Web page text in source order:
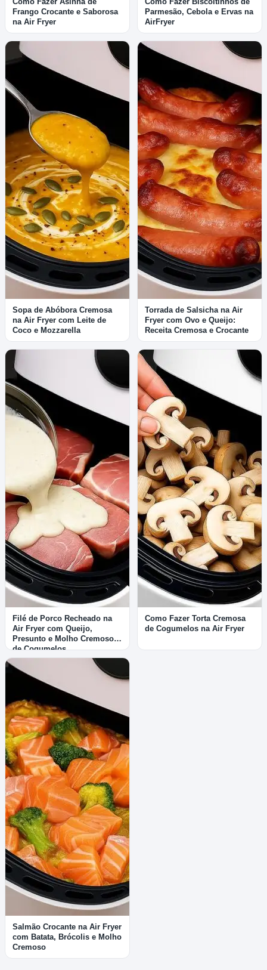
Frango Crocante e Saborosa
na Air Fryer
Parmesão, Cebola e Ervas na
AirFryer
Sopa de Abóbora Cremosa
na Air Fryer com Leite de
Coco e Mozzarella
Torrada de Salsicha na Air
Fryer com Ovo e Queijo:
Receita Cremosa e Crocante
Filé de Porco Recheado na
Air Fryer com Queijo,
Presunto e Molho Cremoso
de Cogumelos
Como Fazer Torta Cremosa
de Cogumelos na Air Fryer
Salmão Crocante na Air Fryer
com Batata, Brócolis e Molho
Cremoso